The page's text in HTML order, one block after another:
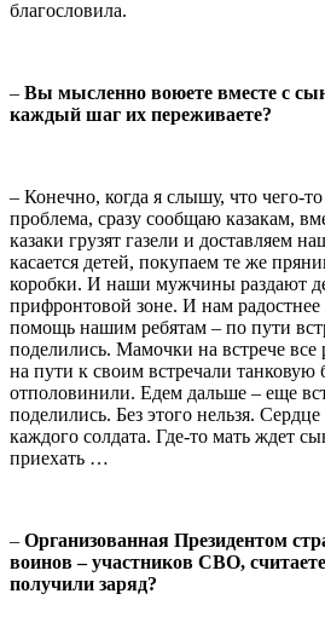
благословила.
– Вы мысленно воюете вместе с
каждый шаг их переживаете?
– Конечно, когда я слышу, что чего-то
проблема, сразу сообщаю казакам,
казаки грузят газели и доставляем
касается детей, покупаем те же
коробки. И наши мужчины раздают
прифронтовой зоне. И нам
помощь нашим ребятам – по пути
поделились. Мамочки на встрече все
на пути к своим встречали танковую
отполовинили. Едем дальше – еще
поделились. Без этого нельзя.
каждого солдата. Где-то мать ждет
приехать …
– Организованная Президентом
воинов – участников СВО,
получили заряд?